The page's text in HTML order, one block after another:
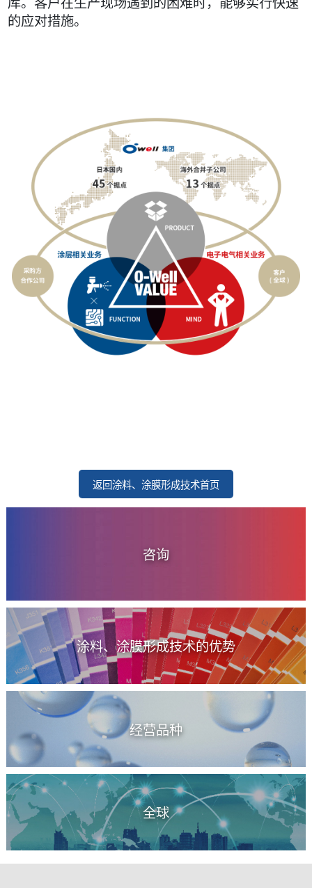
的应对措施。
返回涂料、涂膜形成技术首页
咨询
涂料、涂膜形成技术的优势
经营品种
全球